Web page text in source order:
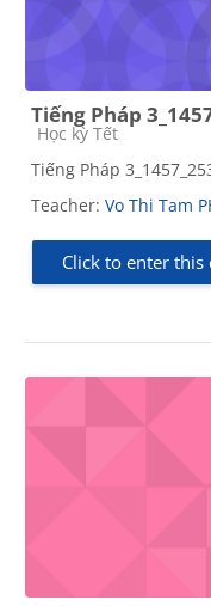
Tiếng Pháp
Course category
Học kỳ Tết
Tiếng Pháp
Teacher: Vo Thi Tam
Click to enter this